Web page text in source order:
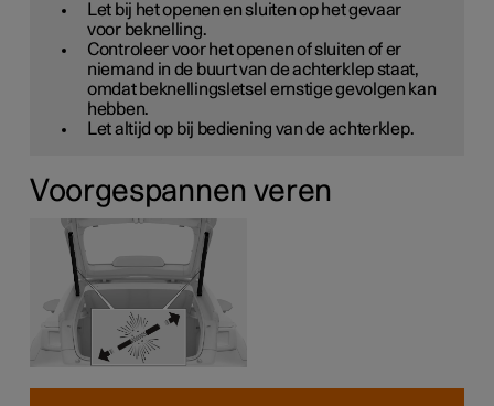
Let bij het openen en sluiten op het gevaar
voor beknelling.
Controleer voor het openen of sluiten of er
niemand in de buurt van de achterklep staat,
omdat beknellingsletsel ernstige gevolgen kan
hebben.
Let altijd op bij bediening van de achterklep.
Voorgespannen veren